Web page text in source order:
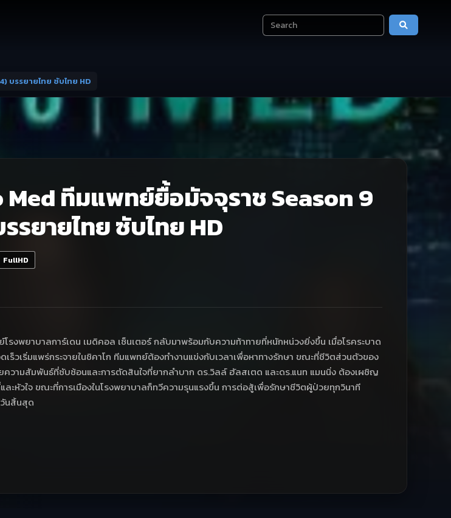
บรรยายไทย ซับไทย HD
Med ทีมแพทย์ยื้อมัจจุราช Season 9
รยายไทย ซับไทย HD
FullHD
รงพยาบาลการ์เดน เมดิคอล เซ็นเตอร์ กลับมาพร้อมกับความท้าทายที่หนักหน่วงยิ่งขึ้น เมื่อโรคระบาด
ร็วเริ่มแพร่กระจายในชิคาโก ทีมแพทย์ต้องทำงานแข่งกับเวลาเพื่อหาทางรักษา ขณะที่ชีวิตส่วนตัวของ
วามสัมพันธ์ที่ซับซ้อนและการตัดสินใจที่ยากลำบาก ดร.วิลล์ ฮัลสเตด และดร.แนท แมนนิ่ง ต้องเผชิญ
ละหัวใจ ขณะที่การเมืองในโรงพยาบาลก็ทวีความรุนแรงขึ้น การต่อสู้เพื่อรักษาชีวิตผู้ป่วยทุกวินาที
นสิ้นสุด